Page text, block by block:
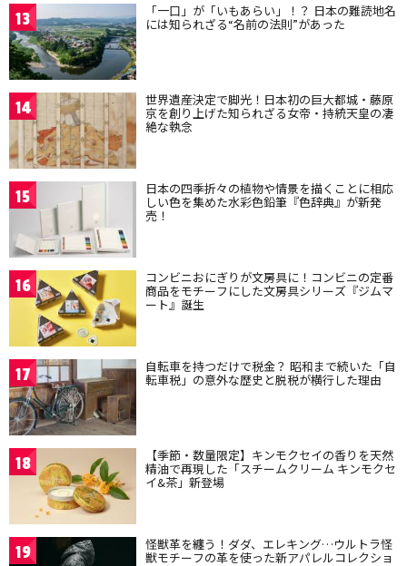
13 「一口」が「いもあらい」！？ 日本の難読地名
には知られざる“名前の法則”があった
14 世界遺産決定で脚光！日本初の巨大都城・藤原
京を創り上げた知られざる女帝・持統天皇の凄
絶な執念
15 日本の四季折々の植物や情景を描くことに相応
しい色を集めた水彩色鉛筆『色辞典』が新発
売！
16 コンビニおにぎりが文房具に！コンビニの定番
商品をモチーフにした文房具シリーズ『ジムマ
ート』誕生
17 自転車を持つだけで税金？ 昭和まで続いた「自
転車税」の意外な歴史と脱税が横行した理由
18 【季節・数量限定】キンモクセイの香りを天然
精油で再現した「スチームクリーム キンモクセ
イ&茶」新登場
19 怪獣革を纏う！ダダ、エレキング…ウルトラ怪
獣モチーフの革を使った新アパレルコレクショ